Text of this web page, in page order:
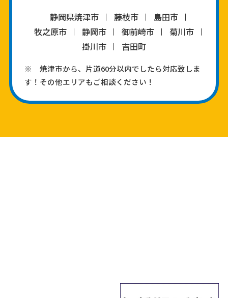
静岡県焼津市 藤枝市
島田市
牧之原市
静岡市 御前崎市
菊川市
掛川市
吉田町
※ 焼津市から、片道60分以内でしたら対応致しま
す！その他エリアもご相談ください！